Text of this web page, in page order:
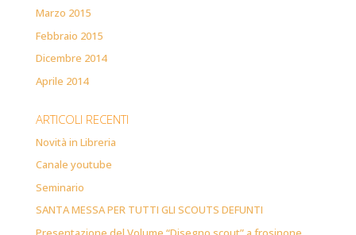
Marzo 2015
Febbraio 2015
Dicembre 2014
Aprile 2014
ARTICOLI RECENTI
Novità in Libreria
Canale youtube
Seminario
SANTA MESSA PER TUTTI GLI SCOUTS DEFUNTI